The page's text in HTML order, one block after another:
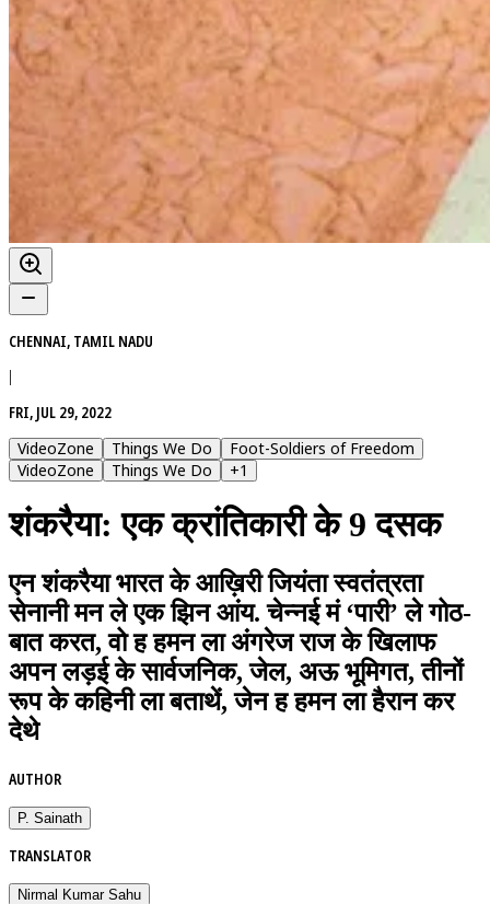
CHENNAI, TAMIL NADU
|
FRI, JUL 29, 2022
VideoZone
Things We Do
Foot-Soldiers of Freedom
VideoZone
Things We Do +1
शंकरैया: एक क्रांतिकारी के 9 दसक
एन शंकरैया भारत के आख़िरी जियंता स्वतंत्रता
सेनानी मन ले एक झिन आंय. चेन्नई मं ‘पारी’ ले गोठ-
बात करत, वो ह हमन ला अंगरेज राज के खिलाफ
अपन लड़ई के सार्वजनिक, जेल, अऊ भूमिगत, तीनों
रूप के कहिनी ला बताथें, जेन ह हमन ला हैरान कर
देथे
AUTHOR
P. Sainath
TRANSLATOR
Nirmal Kumar Sahu